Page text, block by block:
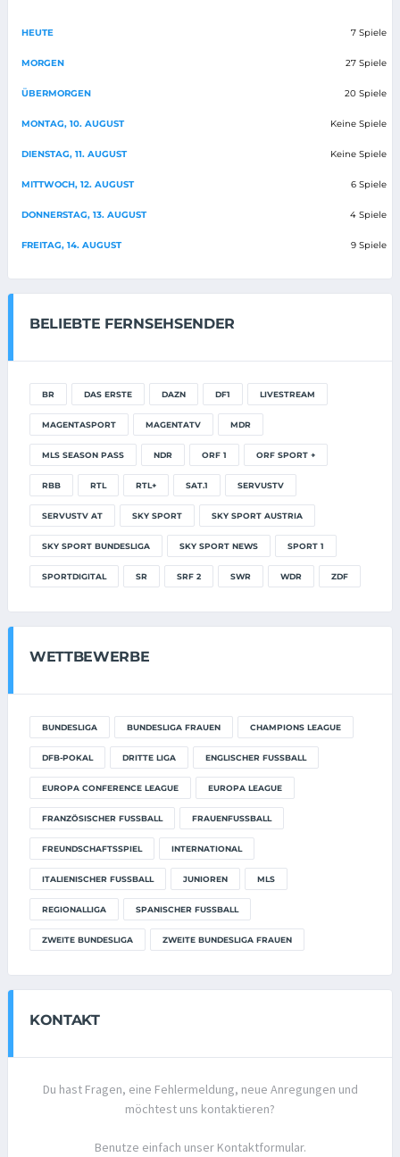
HEUTE 7 Spiele
MORGEN 27 Spiele
ÜBERMORGEN 20 Spiele
MONTAG, 10. AUGUST Keine Spiele
DIENSTAG, 11. AUGUST Keine Spiele
MITTWOCH, 12. AUGUST 6 Spiele
DONNERSTAG, 13. AUGUST 4 Spiele
FREITAG, 14. AUGUST 9 Spiele
BELIEBTE FERNSEHSENDER
BR DAS ERSTE DAZN DF1 LIVESTREAM
MAGENTASPORT MAGENTATV MDR
MLS SEASON PASS NDR ORF 1 ORF SPORT +
RBB RTL RTL+ SAT.1 SERVUSTV
SERVUSTV AT SKY SPORT SKY SPORT AUSTRIA
SKY SPORT BUNDESLIGA SKY SPORT NEWS SPORT 1
SPORTDIGITAL SR SRF 2 SWR WDR ZDF
WETTBEWERBE
BUNDESLIGA BUNDESLIGA FRAUEN CHAMPIONS LEAGUE
DFB-POKAL DRITTE LIGA ENGLISCHER FUSSBALL
EUROPA CONFERENCE LEAGUE EUROPA LEAGUE
FRANZÖSISCHER FUSSBALL FRAUENFUSSBALL
FREUNDSCHAFTSSPIEL INTERNATIONAL
ITALIENISCHER FUSSBALL JUNIOREN MLS
REGIONALLIGA SPANISCHER FUSSBALL
ZWEITE BUNDESLIGA ZWEITE BUNDESLIGA FRAUEN
KONTAKT
Du hast Fragen, eine Fehlermeldung, neue Anregungen und
möchtest uns kontaktieren?
Benutze einfach unser Kontaktformular.